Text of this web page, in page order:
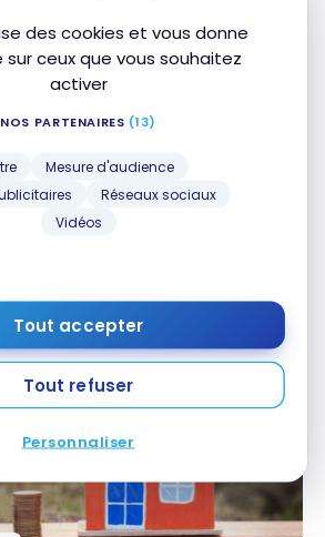
des cookies et vous donne
ceux que vous souhaitez
activer
NOS PARTENAIRES (13)
Mesure d'audience
Réseaux sociaux
Vidéos
Tout accepter
Tout refuser
Personnaliser